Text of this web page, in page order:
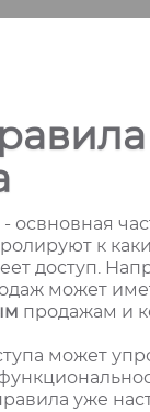
освновная
к
доступ.
может
продажам и
может
уже